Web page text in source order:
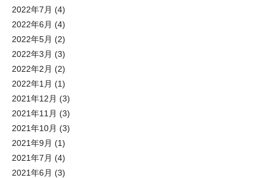
2022年7月 (4)
2022年6月 (4)
2022年5月 (2)
2022年3月 (3)
2022年2月 (2)
2022年1月 (1)
2021年12月 (3)
2021年11月 (3)
2021年10月 (3)
2021年9月 (1)
2021年7月 (4)
2021年6月 (3)